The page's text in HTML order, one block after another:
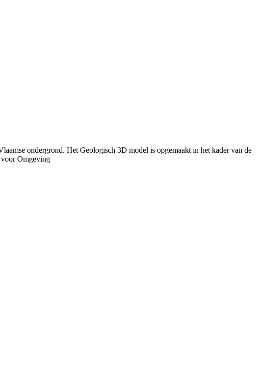
ondergrond. Het Geologisch 3D model is opgemaakt in het kader van de
Omgeving